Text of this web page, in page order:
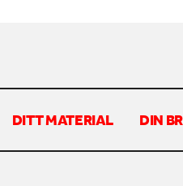
DITT MATERIAL DIN